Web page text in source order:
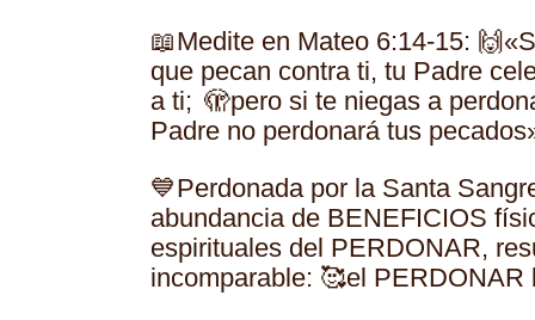
📖Medite en Mateo 6:14-15:
que pecan contra ti, tu Padre
a ti; 🫣pero si te niegas a
Padre no perdonará tus
💙Perdonada por la Santa
abundancia de BENEFICIOS
espirituales del PERDONAR,
incomparable: 🥰el